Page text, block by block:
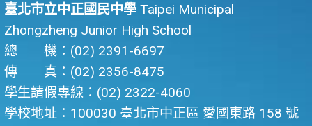
臺北市立中正國民中學 Taipei Municipal
Zhongzheng Junior High School
總 機：(02) 2391-6697
傳 真：(02) 2356-8475
學生請假專線：(02) 2322-4060
學校地址：100030 臺北市中正區 愛國東路 158 號